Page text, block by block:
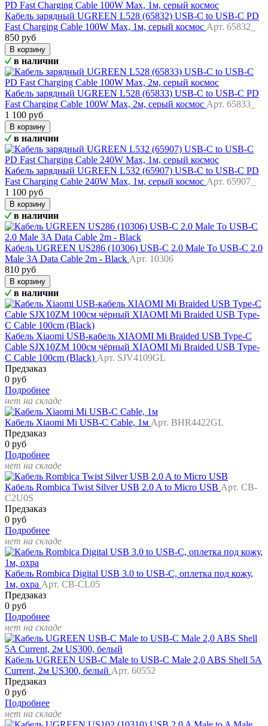
Кабель зарядный UGREEN L528 (65832) USB-C to USB-C PD
Fast Charging Cable 100W Max, 1м, серый космос Арт. 65832_
850 руб
В корзину
в наличии
Кабель зарядный UGREEN L528 (65833) USB-C to USB-C PD
Fast Charging Cable 100W Max, 2м, серый космос Арт. 65833_
1 100 руб
В корзину
в наличии
Кабель зарядный UGREEN L532 (65907) USB-C to USB-C PD
Fast Charging Cable 240W Max, 1м, серый космос Арт. 65907_
1 100 руб
В корзину
в наличии
Кабель UGREEN US286 (10306) USB-C 2.0 Male To USB-C 2.0
Male 3A Data Cable 2m - Black Арт. 10306
810 руб
В корзину
в наличии
Кабель Xiaomi USB-кабель XIAOMI Mi Braided USB Type-C
Cable SJX10ZM 100см чёрный XIAOMI Mi Braided USB Type-
C Cable 100cm (Black) Арт. SJV4109GL
Предзаказ
0 руб
Подробнее
нет на складе
Кабель Xiaomi Mi USB-C Cable, 1м Арт. BHR4422GL
Предзаказ
0 руб
Подробнее
нет на складе
Кабель Rombica Twist Silver USB 2.0 A to Micro USB Арт. CB-
C2U0S
Предзаказ
0 руб
Подробнее
нет на складе
Кабель Rombica Digital USB 3.0 to USB-C, оплетка под кожу,
1м, охра Арт. CB-CL05
Предзаказ
0 руб
Подробнее
нет на складе
Кабель UGREEN USB-C Male to USB-C Male 2,0 ABS Shell 5A
Current, 2м US300, белый Арт. 60552
Предзаказ
0 руб
Подробнее
нет на складе